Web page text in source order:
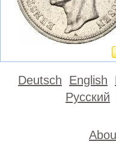
Deutsch English
Русский